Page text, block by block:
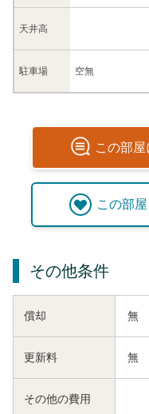
天井高
駐車場 空無
この部屋
この部屋
その他条件
償却 無
更新料 無
その他の費用